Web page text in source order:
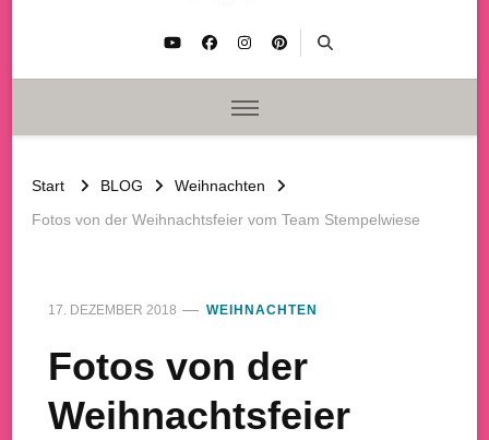
Start BLOG
Weihnachten
Fotos von der Weihnachtsfeier vom Team Stempelwiese
17. DEZEMBER 2018 WEIHNACHTEN
Fotos von der
Weihnachtsfeier